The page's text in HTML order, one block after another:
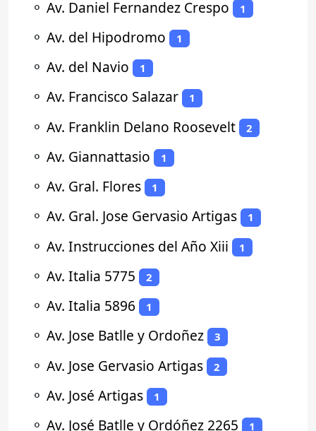
⚬ Av. Daniel Fernandez Crespo 1
⚬ Av. del Hipodromo 1
⚬ Av. del Navio 1
⚬ Av. Francisco Salazar 1
⚬ Av. Franklin Delano Roosevelt 2
⚬ Av. Giannattasio 1
⚬ Av. Gral. Flores 1
⚬ Av. Gral. Jose Gervasio Artigas 1
⚬ Av. Instrucciones del Año Xiii 1
⚬ Av. Italia 5775 2
⚬ Av. Italia 5896 1
⚬ Av. Jose Batlle y Ordoñez 3
⚬ Av. Jose Gervasio Artigas 2
⚬ Av. José Artigas 1
⚬ Av. José Batlle y Ordóñez 2265 1